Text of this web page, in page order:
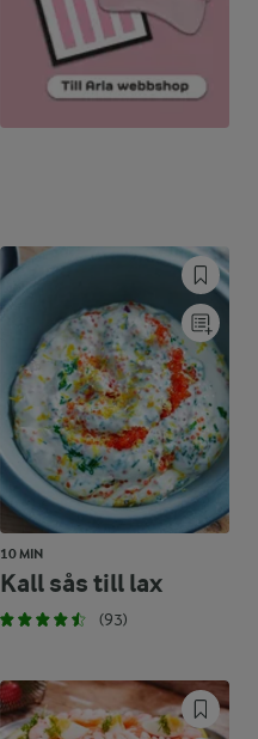
10 MIN
Kall sås till lax
(93)